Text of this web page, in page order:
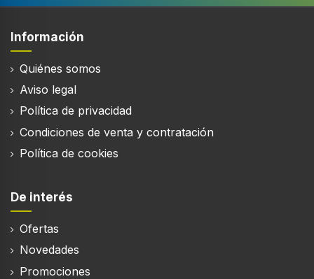
Peso y dimensiones
Peso
Información
Quiénes somos
Aviso legal
Política de privacidad
Condiciones de venta y contratación
Política de cookies
De interés
Ofertas
Novedades
Promociones